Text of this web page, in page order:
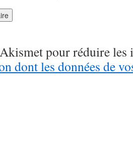
pour réduire les
dont les données de